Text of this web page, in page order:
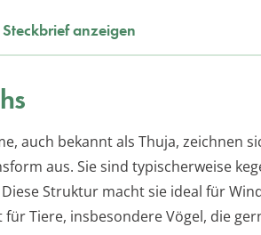
anzeigen
auch bekannt als Thuja, zeichnen
aus. Sie sind typischerweise
Struktur macht sie ideal für
für Tiere, insbesondere Vögel, die